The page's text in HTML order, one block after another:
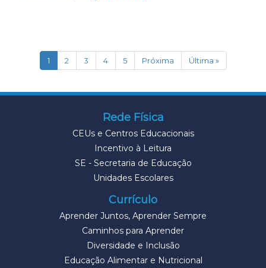
1(current)
2 3 4 5 Próxima Última »
Rede Física
CEUs e Centros Educacionais
Incentivo à Leitura
SE - Secretaria de Educação
Unidades Escolares
Currículo
Aprender Juntos, Aprender Sempre
Caminhos para Aprender
Diversidade e Inclusão
Educação Alimentar e Nutricional